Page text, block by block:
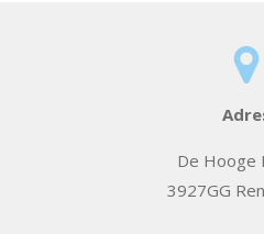
De Hooge
3927GG